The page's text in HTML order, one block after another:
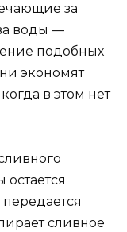
за
воды —
подобных
экономят
в этом нет
сливное